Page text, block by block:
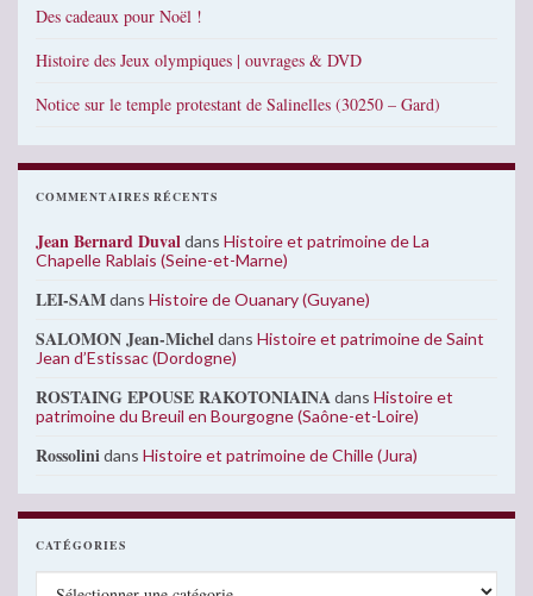
Des cadeaux pour Noël !
Histoire des Jeux olympiques | ouvrages & DVD
Notice sur le temple protestant de Salinelles (30250 – Gard)
COMMENTAIRES RÉCENTS
Jean Bernard Duvaldans Histoire et patrimoine de La
Chapelle Rablais (Seine-et-Marne)
LEI-SAMdans Histoire de Ouanary (Guyane)
SALOMON Jean-Micheldans Histoire et patrimoine de Saint
Jean d’Estissac (Dordogne)
ROSTAING EPOUSE RAKOTONIAINAdans Histoire et
patrimoine du Breuil en Bourgogne (Saône-et-Loire)
Rossolinidans Histoire et patrimoine de Chille (Jura)
CATÉGORIES
Catégories